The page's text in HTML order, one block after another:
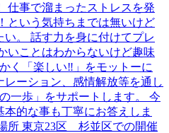
仕事で溜まったストレスを発
という気持ちまでは無いけど
。 話す力を身に付けてプレ
いことはわからないけど趣味
く「楽しい‼」をモットーに
ーション、感情解放等を通し
一歩」をサポートします。 今
的な事も丁寧にお答えしま
所 東京23区 杉並区での開催